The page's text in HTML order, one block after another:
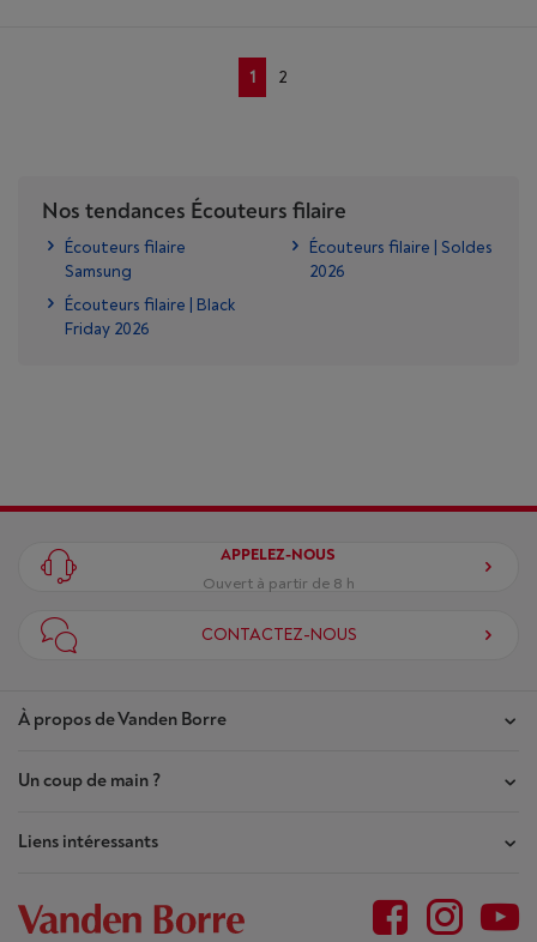
1 2
Nos tendances Écouteurs filaire
Écouteurs filaire
Samsung
Écouteurs filaire | Black
Friday 2026
Écouteurs filaire | Soldes
2026
À propos de Vanden Borre
Nos magasins
Contrat de Confiance
Plan du site
Un coup de main ?
Mes commandes
Demande de réparation
Liens intéressants
Outlet
APPELEZ-NOUS
Ouvert à partir de 8 h
CONTACTEZ-NOUS